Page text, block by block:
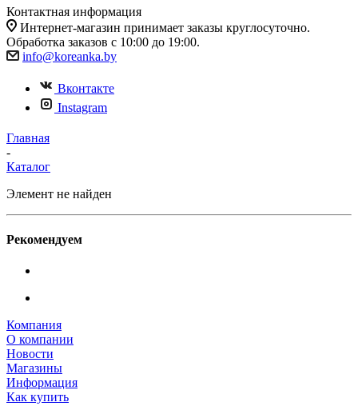
Контактная информация
Интернет-магазин принимает заказы круглосуточно.
Обработка заказов с 10:00 до 19:00.
info@koreanka.by
Вконтакте
Instagram
Главная
-
Каталог
Элемент не найден
Рекомендуем
Компания
О компании
Новости
Магазины
Информация
Как купить